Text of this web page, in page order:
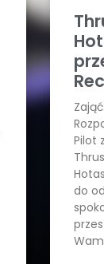
Pilot
do